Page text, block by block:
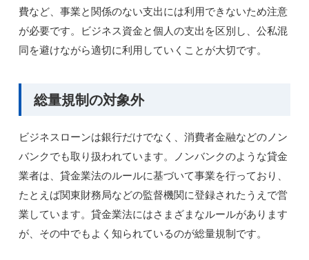
費など、事業と関係のない支出には利用できないため注意
が必要です。ビジネス資金と個人の支出を区別し、公私混
同を避けながら適切に利用していくことが大切です。
総量規制の対象外
ビジネスローンは銀行だけでなく、消費者金融などのノン
バンクでも取り扱われています。ノンバンクのような貸金
業者は、貸金業法のルールに基づいて事業を行っており、
たとえば関東財務局などの監督機関に登録されたうえで営
業しています。貸金業法にはさまざまなルールがあります
が、その中でもよく知られているのが総量規制です。